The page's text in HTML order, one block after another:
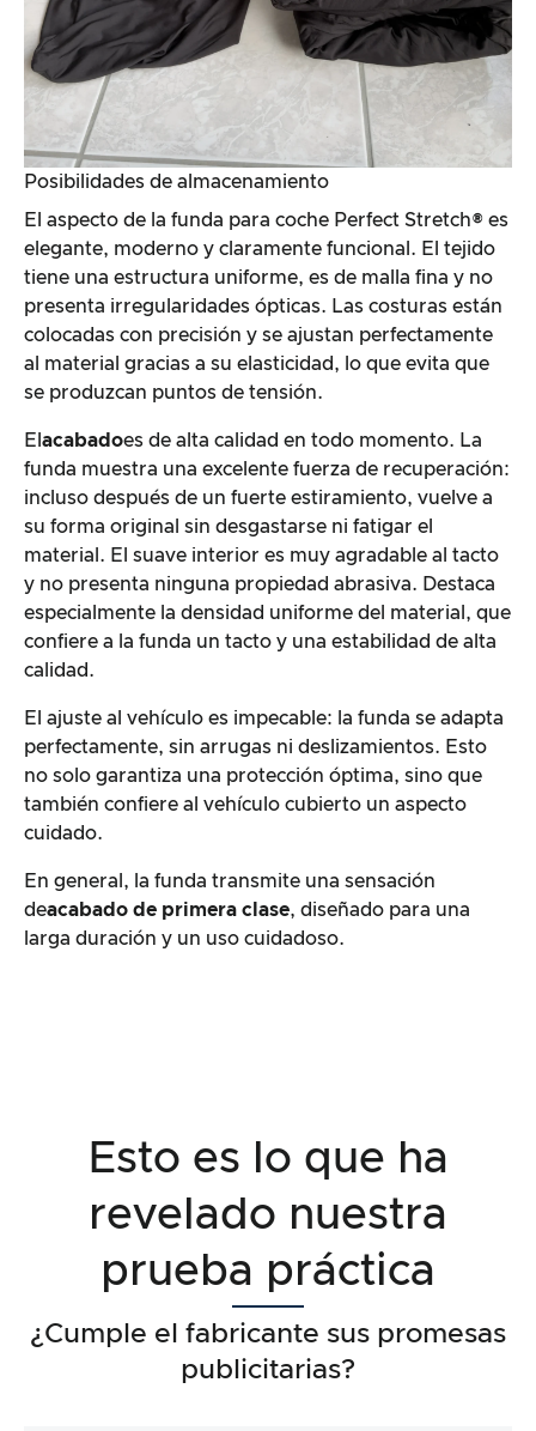
Posibilidades de almacenamiento
El aspecto de la funda para coche Perfect Stretch® es
elegante, moderno y claramente funcional. El tejido
tiene una estructura uniforme, es de malla fina y no
presenta irregularidades ópticas. Las costuras están
colocadas con precisión y se ajustan perfectamente
al material gracias a su elasticidad, lo que evita que
se produzcan puntos de tensión.
El acabadoes de alta calidad en todo momento. La
funda muestra una excelente fuerza de recuperación:
incluso después de un fuerte estiramiento, vuelve a
su forma original sin desgastarse ni fatigar el
material. El suave interior es muy agradable al tacto
y no presenta ninguna propiedad abrasiva. Destaca
especialmente la densidad uniforme del material, que
confiere a la funda un tacto y una estabilidad de alta
calidad.
El ajuste al vehículo es impecable: la funda se adapta
perfectamente, sin arrugas ni deslizamientos. Esto
no solo garantiza una protección óptima, sino que
también confiere al vehículo cubierto un aspecto
cuidado.
En general, la funda transmite una sensación
deacabado de primera clase, diseñado para una
larga duración y un uso cuidadoso.
Esto es lo que ha
revelado nuestra
prueba práctica
¿Cumple el fabricante sus promesas
publicitarias?